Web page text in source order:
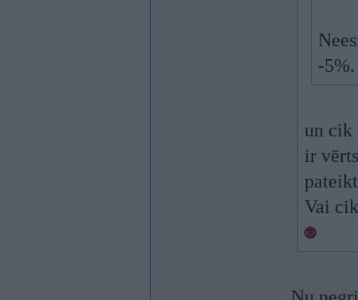
-5%.
un cik
ir
Vai